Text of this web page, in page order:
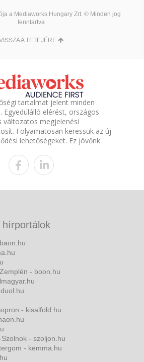
a Mediaworks Hungary Zrt. © Minden jog
fenntartva
A TETEJÉRE
tartalmat jelent minden
Egyedülálló elérést, országos
változatos megjelenési
Folyamatosan keressük az új
lehetőségeket. Ez jövőnk
hírportálok
- boon.hu
- kisalfold.hu
- szoljon.hu
- kemma.hu